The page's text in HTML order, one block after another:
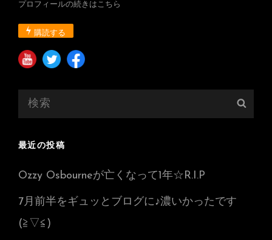
プロフィールの続きはこちら
購読する
最近の投稿
Ozzy Osbourneが亡くなって1年☆R.I.P
7月前半をギュッとブログに♪濃いかったです
(≧▽≦)